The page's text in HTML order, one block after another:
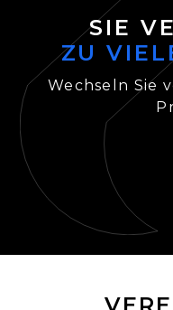
SIE
ZU
Wechseln Sie